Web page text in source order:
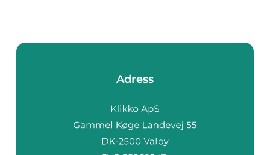
Adress